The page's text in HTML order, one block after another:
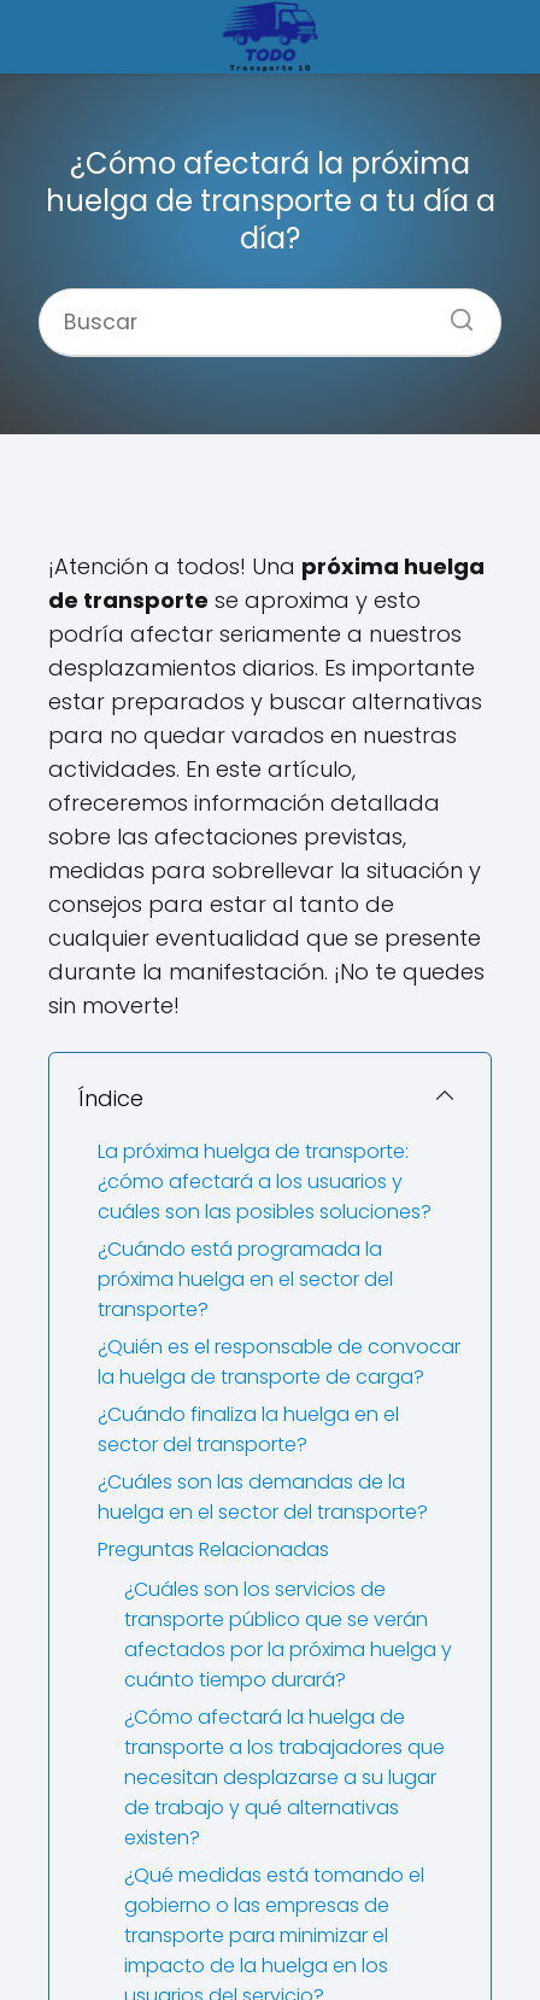
¿Cómo afectará la próxima
huelga de transporte a tu día a
día?
¡Atención a todos! Una próxima huelga
de transporte se aproxima y esto
podría afectar seriamente a nuestros
desplazamientos diarios. Es importante
estar preparados y buscar alternativas
para no quedar varados en nuestras
actividades. En este artículo,
ofreceremos información detallada
sobre las afectaciones previstas,
medidas para sobrellevar la situación y
consejos para estar al tanto de
cualquier eventualidad que se presente
durante la manifestación. ¡No te quedes
sin moverte!
Índice
La próxima huelga de transporte:
¿cómo afectará a los usuarios y
cuáles son las posibles soluciones?
¿Cuándo está programada la
próxima huelga en el sector del
transporte?
¿Quién es el responsable de convocar
la huelga de transporte de carga?
¿Cuándo finaliza la huelga en el
sector del transporte?
¿Cuáles son las demandas de la
huelga en el sector del transporte?
Preguntas Relacionadas
¿Cuáles son los servicios de
transporte público que se verán
afectados por la próxima huelga y
cuánto tiempo durará?
¿Cómo afectará la huelga de
transporte a los trabajadores que
necesitan desplazarse a su lugar
de trabajo y qué alternativas
existen?
¿Qué medidas está tomando el
gobierno o las empresas de
transporte para minimizar el
impacto de la huelga en los